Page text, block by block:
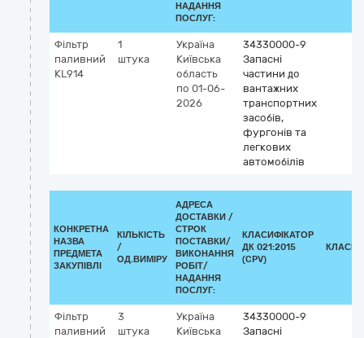
НАДАННЯ
ПОСЛУГ:
Фільтр
паливний
KL914
1
штука
Україна
Київська
область
по 01-06-
2026
34330000-9
Запасні
частини до
вантажних
транспортних
засобів,
фургонів та
легкових
автомобілів
КОНКРЕТНА
НАЗВА
ПРЕДМЕТА
ЗАКУПІВЛІ
КІЛЬКІСТЬ
/
ОД.ВИМІРУ
АДРЕСА
ДОСТАВКИ /
СТРОК
ПОСТАВКИ/
ВИКОНАННЯ
РОБІТ/
НАДАННЯ
ПОСЛУГ:
КЛАСИФІКАТОР
ДК 021:2015
(CPV)
Фільтр
паливний
3
штука
Україна
Київська
34330000-9
Запасні